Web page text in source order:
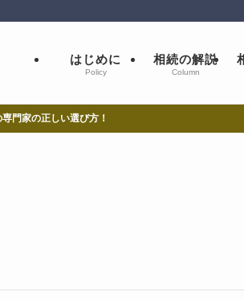
はじめに
Policy
相続の解説
Column
門家の正しい選び方！